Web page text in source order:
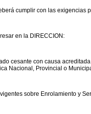
cumplir con las exigencias
en la DIRECCION:
cesante con causa
Nacional, Provincial o
sobre Enrolamiento y